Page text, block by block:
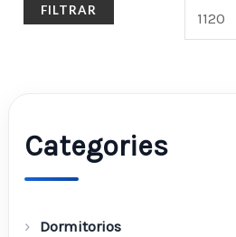
FILTRAR
Categories
Dormitorios